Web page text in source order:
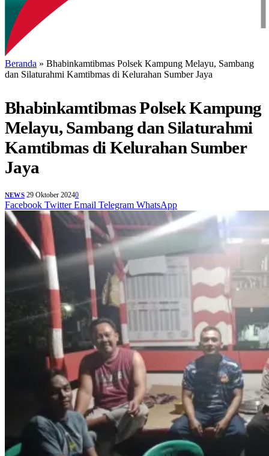
Beranda » Bhabinkamtibmas Polsek Kampung Melayu, Sambang
dan Silaturahmi Kamtibmas di Kelurahan Sumber Jaya
Bhabinkamtibmas Polsek Kampung
Melayu, Sambang dan Silaturahmi
Kamtibmas di Kelurahan Sumber
Jaya
NEWS 29 Oktober 20240
Facebook Twitter Email Telegram WhatsApp